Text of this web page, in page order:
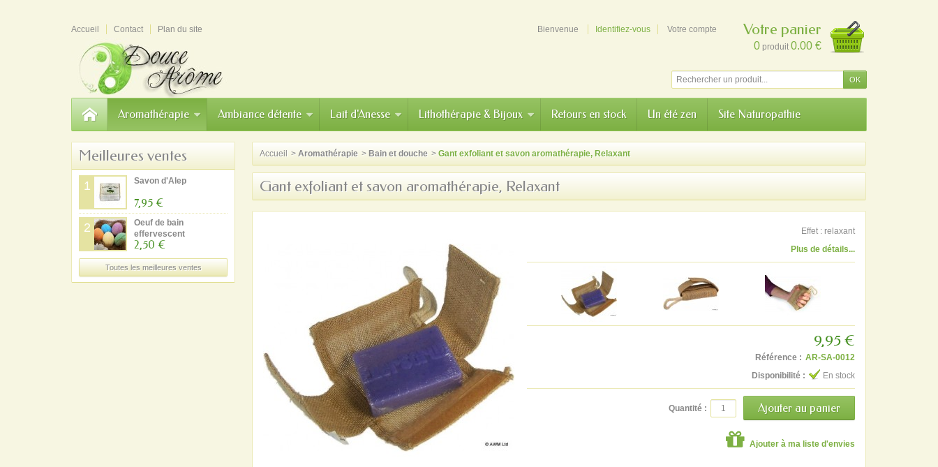
Accueil Contact Plan du site Bienvenue Identifiez-vous Votre compte Votre panier
0 produit 0.00 €
Aromathérapie Ambiance détente Lait d'Anesse Lithothérapie & Bijoux Retours en stock Un été zen Site Naturopathie
Meilleures ventes
1 Savon d'Alep
7,95 €
2
Oeuf de bain
effervescent
2,50 €
Toutes les meilleures ventes
Accueil > Aromathérapie > Bain et douche > Gant exfoliant et savon aromathérapie, Relaxant
Gant exfoliant et savon aromathérapie, Relaxant
Effet : relaxant
Plus de détails...
9,95 €
Référence : AR-SA-0012
Disponibilité :
En stock
Quantité :
Ajouter à ma liste d'envies